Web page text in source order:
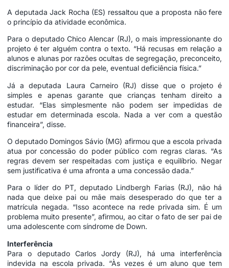
A deputada Jack Rocha (ES) ressaltou que a proposta não fere
o princípio da atividade econômica.
Para o deputado Chico Alencar (RJ), o mais impressionante do
projeto é ter alguém contra o texto. “Há recusas em relação a
alunos e alunas por razões ocultas de segregação, preconceito,
discriminação por cor da pele, eventual deficiência física.”
Já a deputada Laura Carneiro (RJ) disse que o projeto é
simples e apenas garante que crianças tenham direito a
estudar. “Elas simplesmente não podem ser impedidas de
estudar em determinada escola. Nada a ver com a questão
financeira”, disse.
O deputado Domingos Sávio (MG) afirmou que a escola privada
atua por concessão do poder público com regras claras. “As
regras devem ser respeitadas com justiça e equilíbrio. Negar
sem justificativa é uma afronta a uma concessão dada.”
Para o líder do PT, deputado Lindbergh Farias (RJ), não há
nada que deixe pai ou mãe mais desesperado do que ter a
matrícula negada. “Isso acontece na rede privada sim. É um
problema muito presente”, afirmou, ao citar o fato de ser pai de
uma adolescente com síndrome de Down.
Interferência
Para o deputado Carlos Jordy (RJ), há uma interferência
indevida na escola privada. “Às vezes é um aluno que tem